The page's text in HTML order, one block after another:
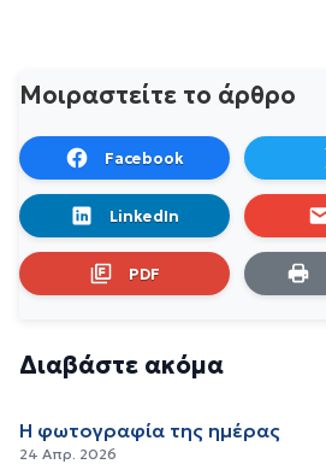
Μοιραστείτε το άρθρο
Facebook
LinkedIn
PDF
Διαβάστε ακόμα
Η φωτογραφία της ημέρας
24 Απρ. 2026